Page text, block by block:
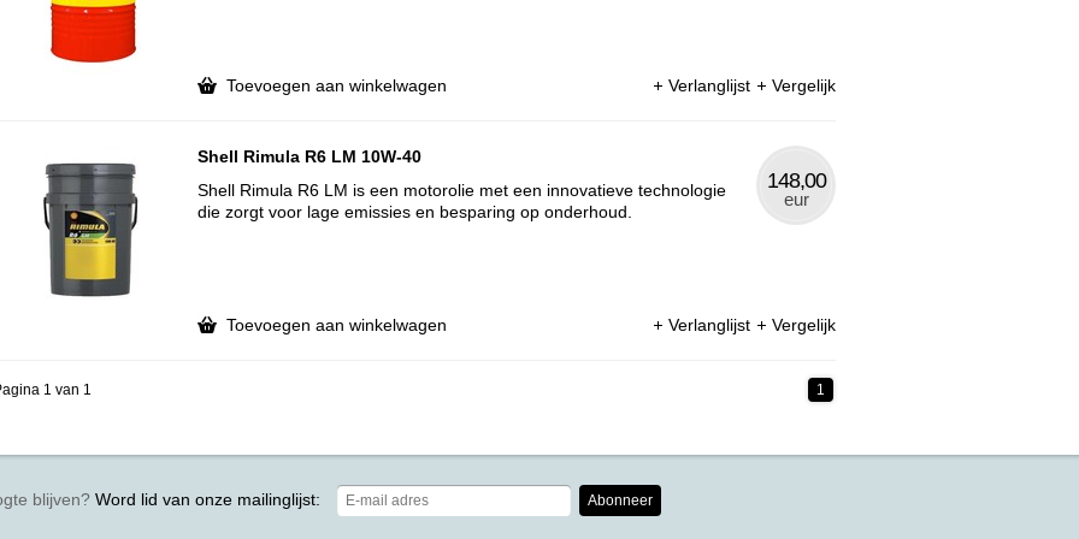
Toevoegen aan winkelwagen Verlanglijst Vergelijk
Shell Rimula R6 LM 10W-40
Shell Rimula R6 LM is een motorolie met een innovatieve technologie
die zorgt voor lage emissies en besparing op onderhoud.
148,00
eur
Toevoegen aan winkelwagen Verlanglijst Vergelijk
1 van 1 1
blijven?Word lid van onze mailinglijst: Abonneer